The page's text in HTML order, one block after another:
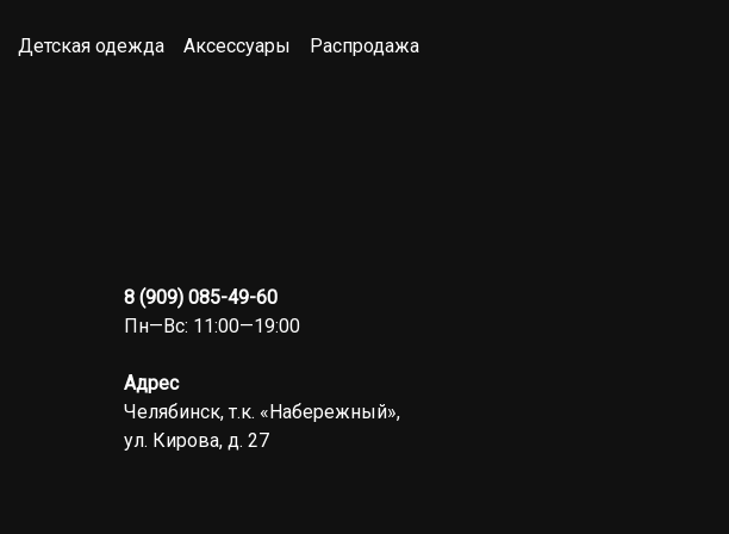
Детская одежда Аксессуары Распродажа
8 (909) 085-49-60
Пн—Вс: 11:00—19:00
Адрес
Челябинск, т.к. «Набережный»,
ул. Кирова, д. 27